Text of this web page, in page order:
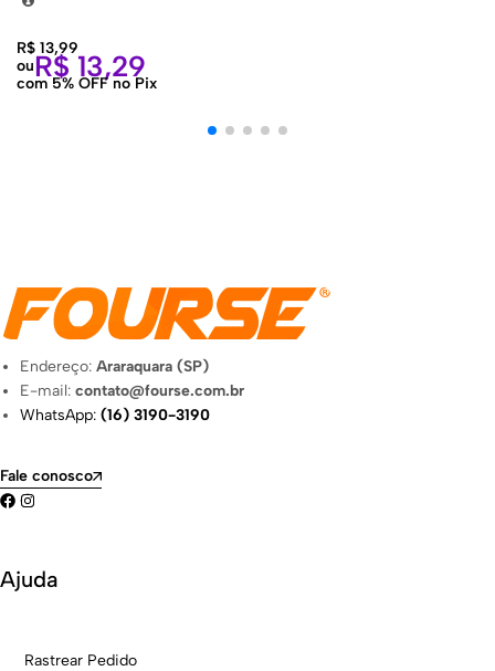
R$ 13,99
ouR$ 13,29
com 5% OFF no Pix
Endereço:Araraquara (SP)
E-mail:contato@fourse.com.br
WhatsApp:(16) 3190-3190
Fale conosco
Ajuda
Rastrear Pedido